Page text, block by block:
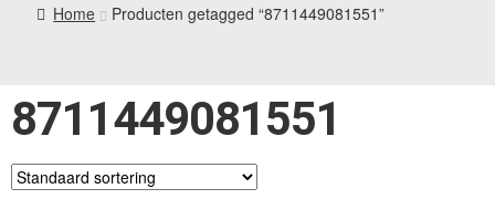
Home Producten getagged “8711449081551”
8711449081551